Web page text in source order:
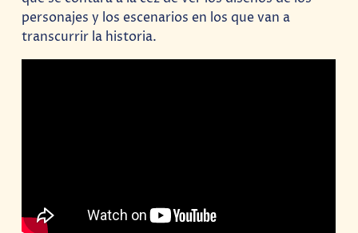
personajes y los escenarios en los que van a
transcurrir la historia.